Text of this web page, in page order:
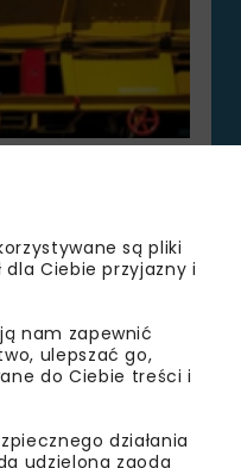
BIZNESU
są pliki
Ciebie przyjazny i
nam zapewnić
ulepszać go,
do Ciebie treści i
działania
udzielona zgoda